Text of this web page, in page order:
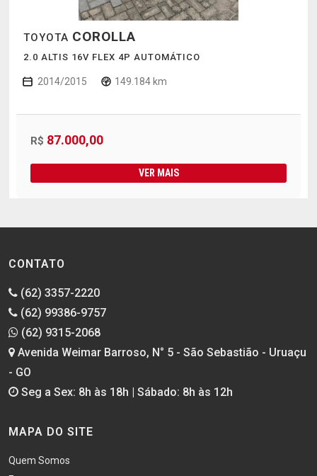
TOYOTA COROLLA
2.0 ALTIS 16V FLEX 4P AUTOMÁTICO
2014/2015 149.184 km
R$ 87.000,00
VER MAIS
CONTATO
(62) 3357-2220
(62) 99386-9757
(62) 9315-2068
Avenida Weimar Barroso, N° 5 - São Sebastião - Uruaçu
- GO
Seg a Sex: 8h às 18h | Sábado: 8h às 12h
MAPA DO SITE
Quem Somos